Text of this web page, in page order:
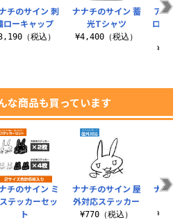
チのサイン 刺
ローキャップ
（税込）
ナナチのサイン 蓄
光Tシャツ
¥4,400（税込）
アビ
ロン
な商品も買っています
チのサイン ミ
テッカーセッ
ト
ナナチのサイン 屋
外対応ステッカー
¥770（税込）
ナナ